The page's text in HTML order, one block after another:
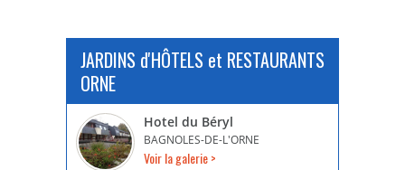
JARDINS d'HÔTELS et RESTAURANTS
ORNE
Hotel du Béryl
BAGNOLES-DE-L'ORNE
Voir la galerie >